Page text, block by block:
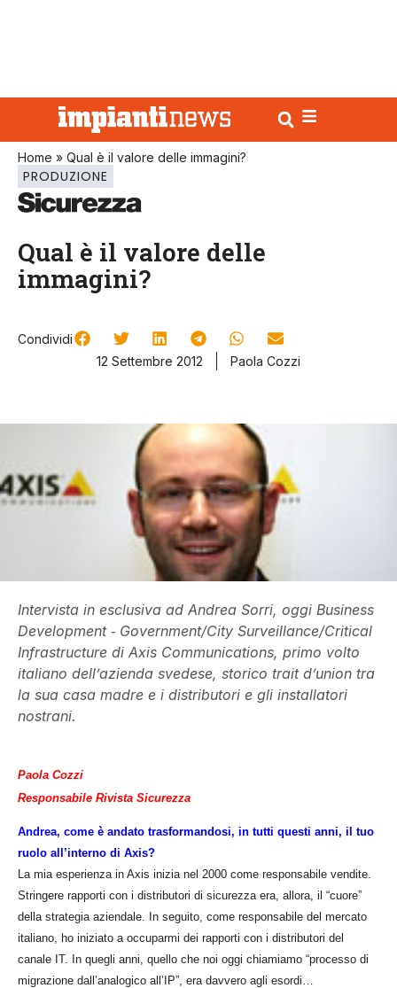
Home » Qual è il valore delle immagini?
PRODUZIONE
Qual è il valore delle
immagini?
Condividi
12 Settembre 2012
Paola Cozzi
Intervista in esclusiva ad Andrea Sorri, oggi Business
Development ‐ Government/City Surveillance/Critical
Infrastructure di Axis Communications, primo volto
italiano dell’azienda svedese, storico trait d’union tra
la sua casa madre e i distributori e gli installatori
nostrani.
Paola Cozzi
Responsabile Rivista Sicurezza
Andrea, come è andato trasformandosi, in tutti questi anni, il tuo
ruolo all’interno di Axis?
La mia esperienza in Axis inizia nel 2000 come responsabile vendite.
Stringere rapporti con i distributori di sicurezza era, allora, il “cuore”
della strategia aziendale. In seguito, come responsabile del mercato
italiano, ho iniziato a occuparmi dei rapporti con i distributori del
canale IT. In quegli anni, quello che noi oggi chiamiamo “processo di
migrazione dall’analogico all’IP”, era davvero agli esordi…